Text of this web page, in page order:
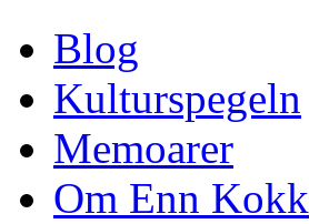
Blog
Kulturspegeln
Memoarer
Om Enn Kokk